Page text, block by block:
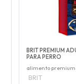
BRIT PREMIUM
PARA PERRO
alimento
BRIT